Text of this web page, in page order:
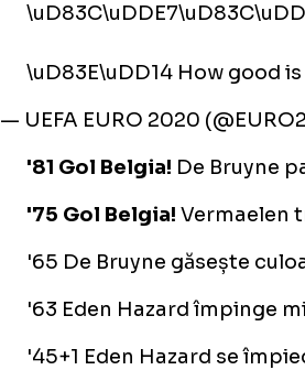
\uD83E\uDD14 How good
— UEFA EURO 2020
'81 Gol Belgia! De Bruyne
'75 Gol Belgia! Vermaelen
'65 De Bruyne găsește
'63 Eden Hazard împinge
'45+1 Eden Hazard se